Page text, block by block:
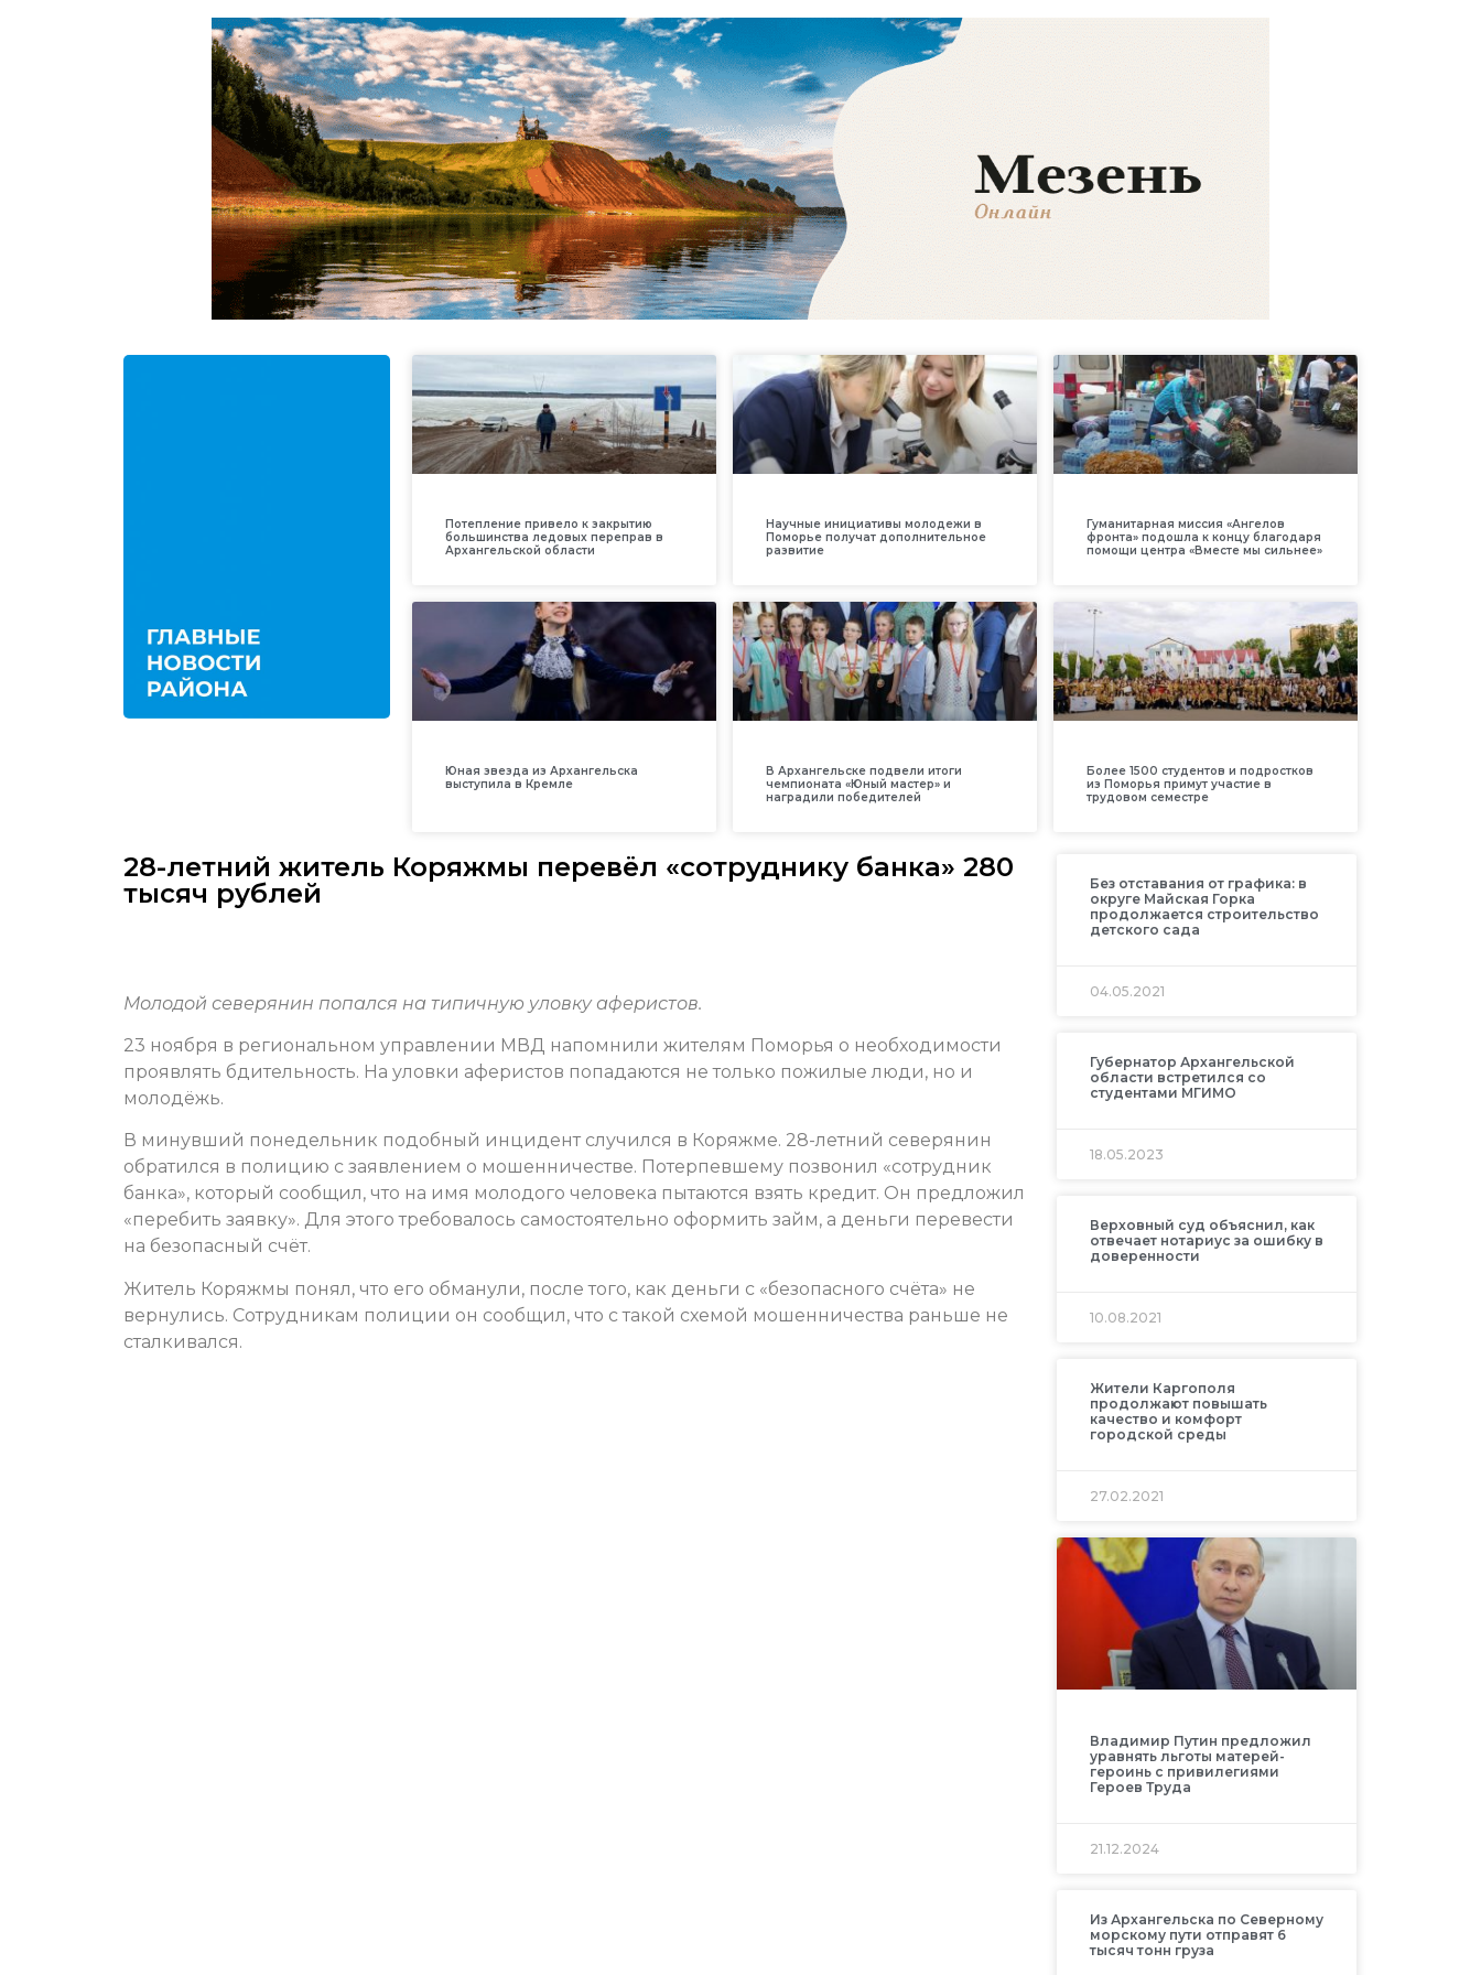
Потепление привело к закрытию
большинства ледовых переправ в
Архангельской области
Научные инициативы молодежи в
Поморье получат дополнительное
развитие
Гуманитарная миссия «Ангелов
фронта» подошла к концу благодаря
помощи центра «Вместе мы сильнее»
Юная звезда из Архангельска
выступила в Кремле
В Архангельске подвели итоги
чемпионата «Юный мастер» и
наградили победителей
Более 1500 студентов и подростков
из Поморья примут участие в
трудовом семестре
28-летний житель Коряжмы перевёл «сотруднику банка» 280
тысяч рублей
Молодой северянин попался на типичную уловку аферистов.
23 ноября в региональном управлении МВД напомнили жителям Поморья о необходимости
проявлять бдительность. На уловки аферистов попадаются не только пожилые люди, но и
молодёжь.
В минувший понедельник подобный инцидент случился в Коряжме. 28-летний северянин
обратился в полицию с заявлением о мошенничестве. Потерпевшему позвонил «сотрудник
банка», который сообщил, что на имя молодого человека пытаются взять кредит. Он предложил
«перебить заявку». Для этого требовалось самостоятельно оформить займ, а деньги перевести
на безопасный счёт.
Житель Коряжмы понял, что его обманули, после того, как деньги с «безопасного счёта» не
вернулись. Сотрудникам полиции он сообщил, что с такой схемой мошенничества раньше не
сталкивался.
Без отставания от графика: в
округе Майская Горка
продолжается строительство
детского сада
04.05.2021
Губернатор Архангельской
области встретился со
студентами МГИМО
18.05.2023
Верховный суд объяснил, как
отвечает нотариус за ошибку в
доверенности
10.08.2021
Жители Каргополя
продолжают повышать
качество и комфорт
городской среды
27.02.2021
Владимир Путин предложил
уравнять льготы матерей-
героинь с привилегиями
Героев Труда
21.12.2024
Из Архангельска по Северному
морскому пути отправят 6
тысяч тонн груза